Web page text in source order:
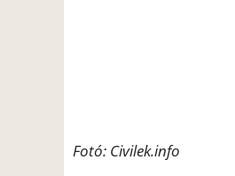
Fotó: Civilek.info